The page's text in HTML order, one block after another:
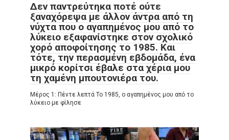
Δεν παντρεύτηκα ποτέ ούτε
ξαναχόρεψα με άλλον άντρα από τη
νύχτα που ο αγαπημένος μου από το
λύκειο εξαφανίστηκε στον σχολικό
χορό αποφοίτησης το 1985. Και
τότε, την περασμένη εβδομάδα, ένα
μικρό κορίτσι έβαλε στα χέρια μου
τη χαμένη μπουτονιέρα του.
Μέρος 1: Πέντε λεπτά Το 1985, ο αγαπημένος μου από το
λύκειο με φίλησε